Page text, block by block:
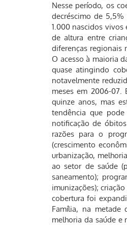
Nesse período, os
decréscimo de
1.000 nascidos
de altura entre
diferenças regionais
O acesso à maioria
quase atingindo
notavelmente
meses em 2006-07.
quinze anos, mas
tendência que
notificação de
razões para o
(crescimento
urbanização,
ao setor de saúde
saneamento);
imunizações);
cobertura foi
Família, na metade
melhoria da saúde e